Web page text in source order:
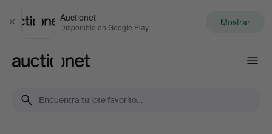
Cerrar
Auctionet
Disponible en Google Play Mostrar